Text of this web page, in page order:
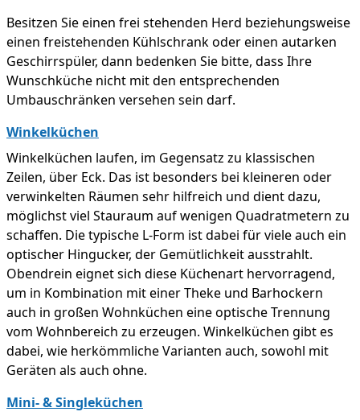
Besitzen Sie einen frei stehenden Herd beziehungsweise
einen freistehenden Kühlschrank oder einen autarken
Geschirrspüler, dann bedenken Sie bitte, dass Ihre
Wunschküche nicht mit den entsprechenden
Umbauschränken versehen sein darf.
Winkelküchen
Winkelküchen laufen, im Gegensatz zu klassischen
Zeilen, über Eck. Das ist besonders bei kleineren oder
verwinkelten Räumen sehr hilfreich und dient dazu,
möglichst viel Stauraum auf wenigen Quadratmetern zu
schaffen. Die typische L-Form ist dabei für viele auch ein
optischer Hingucker, der Gemütlichkeit ausstrahlt.
Obendrein eignet sich diese Küchenart hervorragend,
um in Kombination mit einer Theke und Barhockern
auch in großen Wohnküchen eine optische Trennung
vom Wohnbereich zu erzeugen. Winkelküchen gibt es
dabei, wie herkömmliche Varianten auch, sowohl mit
Geräten als auch ohne.
Mini- & Singleküchen